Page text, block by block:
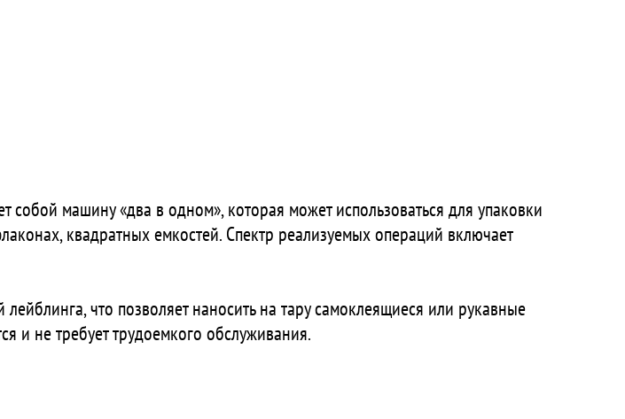
машину «два в одном», которая может использоваться для упаковки
квадратных емкостей. Спектр реализуемых операций включает
что позволяет наносить на тару самоклеящиеся или рукавные
и не требует трудоемкого обслуживания.